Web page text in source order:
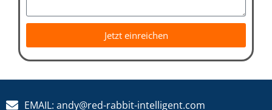
Jetzt einreichen
EMAIL: andy@red-rabbit-intelligent.com